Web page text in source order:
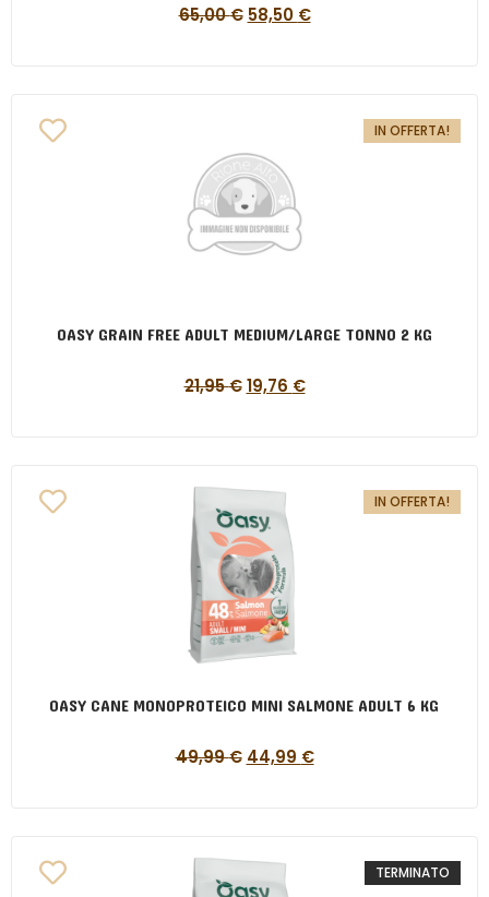
65,00€ 58,50 €
IN OFFERTA!
OASY GRAIN FREE ADULT MEDIUM/LARGE TONNO 2 KG
21,95€ 19,76 €
IN OFFERTA!
OASY CANE MONOPROTEICO MINI SALMONE ADULT 6 KG
49,99€ 44,99 €
TERMINATO